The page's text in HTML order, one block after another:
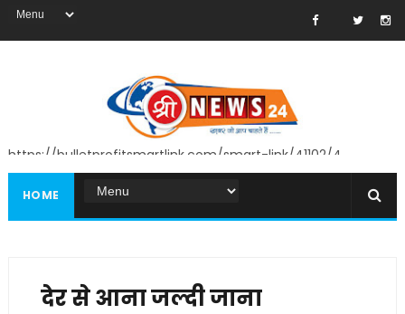
https://bulletprofitsmartlink.com/smart-link/41102/4
HOME
देर से आना जल्दी जाना